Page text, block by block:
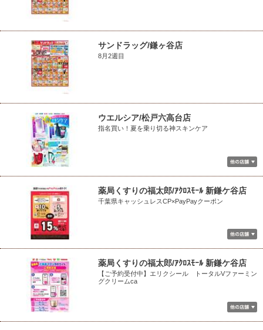
サンドラッグ/鎌ヶ谷店
8月2週目
ウエルシア/松戸六高台店
指名買い！夏を乗り切る神スキンケア
薬局くすりの福太郎/ｱｸﾛｽﾓｰﾙ 新鎌ケ谷店
千葉県キャッシュレスCP×PayPayクーポン
薬局くすりの福太郎/ｱｸﾛｽﾓｰﾙ 新鎌ケ谷店
【ご予約受付中】エリクシール トータルVファーミン
グクリームca